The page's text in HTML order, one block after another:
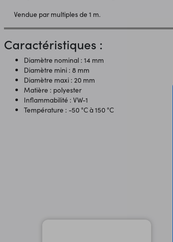
Vendue par multiples de 1 m.
Caractéristiques :
Diamètre nominal : 14 mm
Diamètre mini : 8 mm
Diamètre maxi : 20 mm
Matière : polyester
Inflammabilité : VW-1
​Température : -50 °C à 150 °C